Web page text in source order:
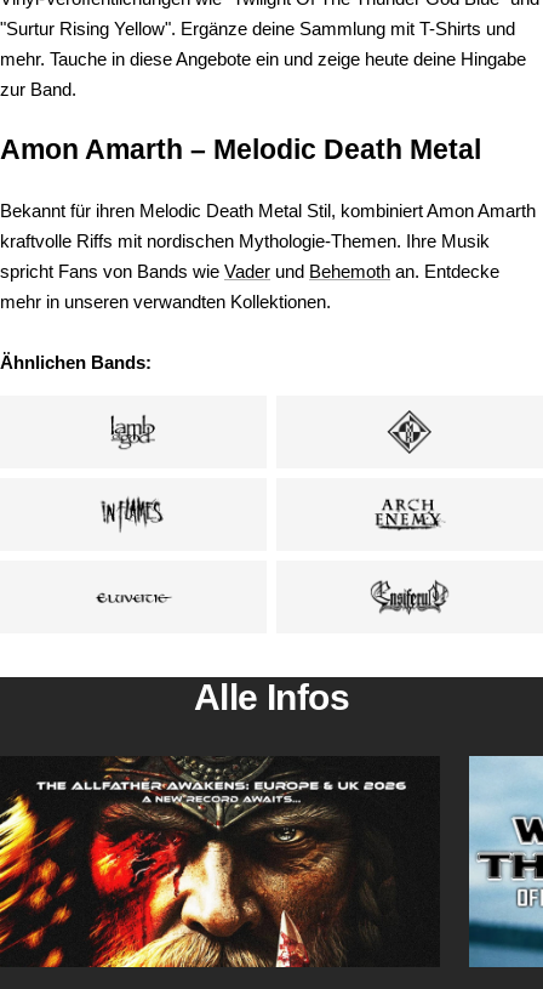
"Surtur Rising Yellow". Ergänze deine Sammlung mit T-Shirts und
mehr. Tauche in diese Angebote ein und zeige heute deine Hingabe
zur Band.
Amon Amarth – Melodic Death Metal
Bekannt für ihren Melodic Death Metal Stil, kombiniert Amon Amarth
kraftvolle Riffs mit nordischen Mythologie-Themen. Ihre Musik
spricht Fans von Bands wie Vader und Behemoth an. Entdecke
mehr in unseren verwandten Kollektionen.
Ähnlichen Bands:
Alle Infos